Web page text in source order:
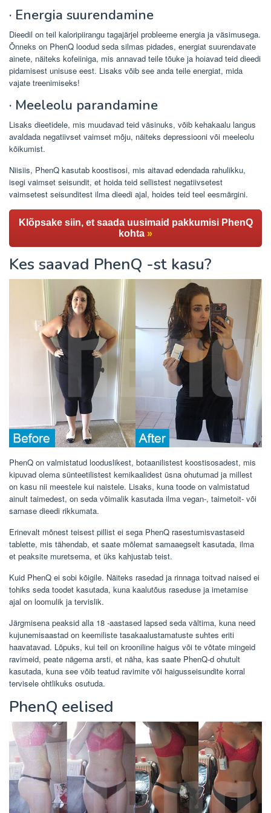
· Energia suurendamine
Dieedil on teil kaloripiirangu tagajärjel probleeme energia ja väsimusega.
Õnneks on PhenQ loodud seda silmas pidades, energiat suurendavate
ainete, näiteks kofeiiniga, mis annavad teile tõuke ja hoiavad teid dieedi
pidamisest unisuse eest. Lisaks võib see anda teile energiat, mida
vajate treenimiseks!
· Meeleolu parandamine
Lisaks dieetidele, mis muudavad teid väsinuks, võib kehakaalu langus
avaldada negatiivset vaimset mõju, näiteks depressiooni või meeleolu
kõikumist.
Niisiis, PhenQ kasutab koostisosi, mis aitavad edendada rahulikku,
isegi vaimset seisundit, et hoida teid sellistest negatiivsetest
vaimsetest seisunditest ilma dieedi ajal, hoides teid teel eesmärgini.
Klõpsake siin, et saada uusimaid pakkumisi PhenQ
kohta »
Kes saavad PhenQ -st kasu?
PhenQ on valmistatud looduslikest, botaanilistest koostisosadest, mis
kipuvad olema sünteetilistest kemikaalidest üsna ohutumad ja millest
on kasu nii meestele kui naistele. Lisaks, kuna toode on valmistatud
ainult taimedest, on seda võimalik kasutada ilma vegan-, taimetoit- või
sarnase dieedi rikkumata.
Erinevalt mõnest teisest pillist ei sega PhenQ rasestumisvastaseid
tablette, mis tähendab, et saate mõlemat samaaegselt kasutada, ilma
et peaksite muretsema, et üks kahjustab teist.
Kuid PhenQ ei sobi kõigile. Näiteks rasedad ja rinnaga toitvad naised ei
tohiks seda toodet kasutada, kuna kaalutõus raseduse ja imetamise
ajal on loomulik ja tervislik.
Järgmisena peaksid alla 18 -aastased lapsed seda vältima, kuna need
kujunemisaastad on keemiliste tasakaalustamatuste suhtes eriti
haavatavad. Lõpuks, kui teil on krooniline haigus või te võtate mingeid
ravimeid, peate nägema arsti, et näha, kas saate PhenQ-d ohutult
kasutada, kuna see võib teatud ravimite või haigusseisundite korral
tervisele ohtlikuks osutuda.
PhenQ eelised